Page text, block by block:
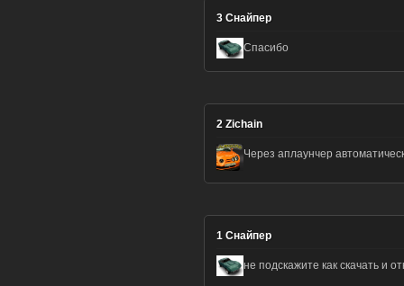
3 Снайпер
Спасибо
2 Zichain
Через аплаунчер
1 Снайпер
не подскажите как скачать и